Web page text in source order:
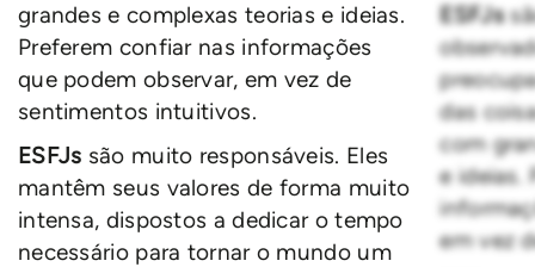
grandes e complexas teorias e ideias.
Preferem confiar nas informações
que podem observar, em vez de
sentimentos intuitivos.
ESFJs são muito responsáveis. Eles
mantêm seus valores de forma muito
intensa, dispostos a dedicar o tempo
necessário para tornar o mundo um
ESFJs
das
com
e ideias.
em vez